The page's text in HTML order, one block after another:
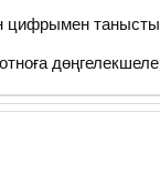
цифрымен